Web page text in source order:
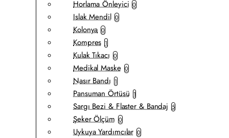
Horlama Önleyici 0
Islak Mendil 0
Kolonya 0
Kompres 1
Kulak Tıkacı 0
Medikal Maske 0
Nasır Bandı 1
Pansuman Örtüsü 1
Sargı Bezi & Flaster & Bandaj 5
Şeker Ölçüm 0
Uykuya Yardımcılar 0